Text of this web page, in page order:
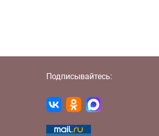
Подписывайтесь: